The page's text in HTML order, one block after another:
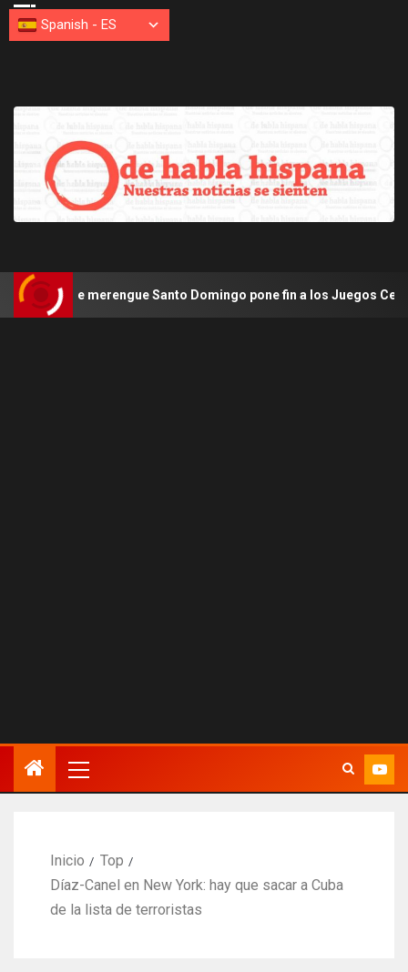
merengue Santo Domingo pone fin a los Juegos
Inicio
Top
Díaz-Canel en New York: hay que sacar a Cuba
de la lista de terroristas
Spanish - ES